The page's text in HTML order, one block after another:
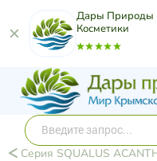
Дары Природы
Косметики
Серия SQUALUS